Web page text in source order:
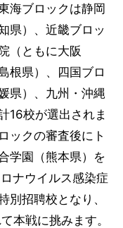
海ブロックは静岡
県）、近畿ブロッ
（ともに大阪
根県）、四国ブロ
県）、九州・沖縄
16校が選出されま
ックの審査後にト
学園（熊本県）を
ナウイルス感染症
別招聘校となり、
本戦に挑みます。